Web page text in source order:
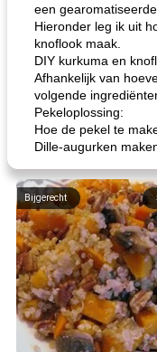
een
Hieronder leg ik uit
knoflook maak.
DIY kurkuma en
Afhankelijk van
volgende
Pekeloplossing:
Hoe de pekel te
Dille-augurken
Bijgerecht